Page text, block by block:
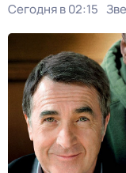
Сегодня в 02:15